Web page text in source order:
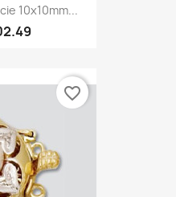
10x10mm...
favorite_border